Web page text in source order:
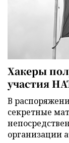
Хакеры
участия
В
секретные
организации